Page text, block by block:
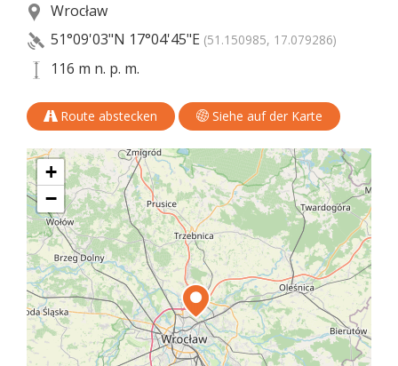
Wrocław
51°09'03"N 17°04'45"E (51.150985, 17.079286)
116 m n. p. m.
Route abstecken Siehe auf der Karte
+
−